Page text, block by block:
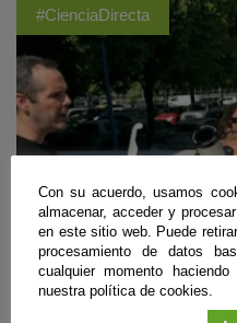
#CienciaDirecta
Con su acuerdo, usamos
almacenar, acceder y
en este sitio web. Puede
procesamiento de datos
cualquier momento
nuestra política de cookies.